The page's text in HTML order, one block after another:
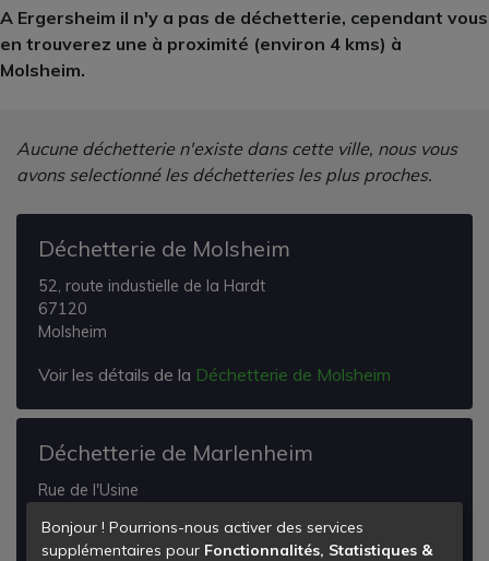
A Ergersheim il n'y a pas de déchetterie, cependant vous
en trouverez une à proximité (environ 4 kms) à
Molsheim.
Aucune déchetterie n'existe dans cette ville, nous vous
avons selectionné les déchetteries les plus proches.
Déchetterie de Molsheim
52, route industielle de la Hardt
67120
Molsheim
Voir les détails de la Déchetterie de Molsheim
Déchetterie de Marlenheim
Rue de l'Usine
Marlenheim
Bonjour ! Pourrions-nous activer des services
supplémentaires pour Fonctionnalités, Statistiques &